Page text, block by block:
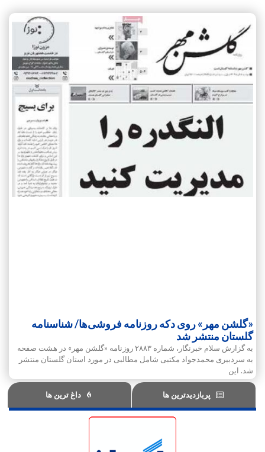
«گلشن مهر» روی دکه روزنامه فروشی‌ها/ شناسنامه
گلستان منتشر شد
به گزارش سلام خبرنگار، شماره ۲۸۸۳ روزنامه «گلشن مهر» در هشت صفحه
به سردبیری محمدجواد مکتبی شامل مطالبی در مورد استان گلستان منتشر
شد. این
پربازدیدترین ها داغ ترین ها